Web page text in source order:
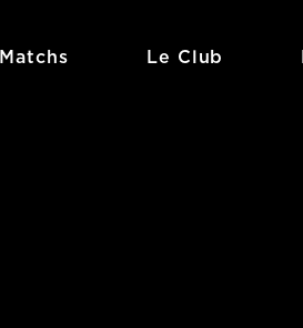
Matchs Le Club